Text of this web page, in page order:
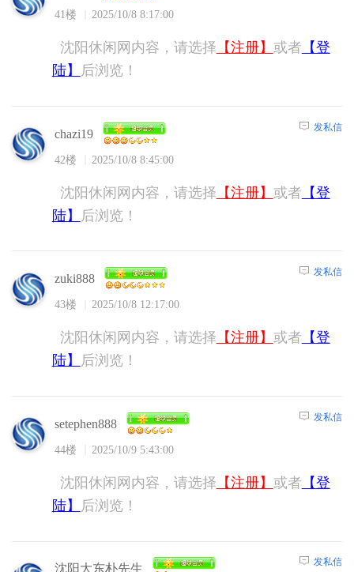
41楼 2025/10/8 8:17:00
沈阳休闲网内容，请选择 【注册】 或者 【登
陆】
后浏览！
chazi19
42楼 2025/10/8 8:45:00
发私信
沈阳休闲网内容，请选择 【注册】 或者 【登
陆】
后浏览！
zuki888
43楼 2025/10/8 12:17:00
发私信
沈阳休闲网内容，请选择 【注册】 或者 【登
陆】
后浏览！
setephen888
44楼 2025/10/9 5:43:00
发私信
沈阳休闲网内容，请选择 【注册】 或者 【登
陆】
后浏览！
沈阳大东朴先生 发私信